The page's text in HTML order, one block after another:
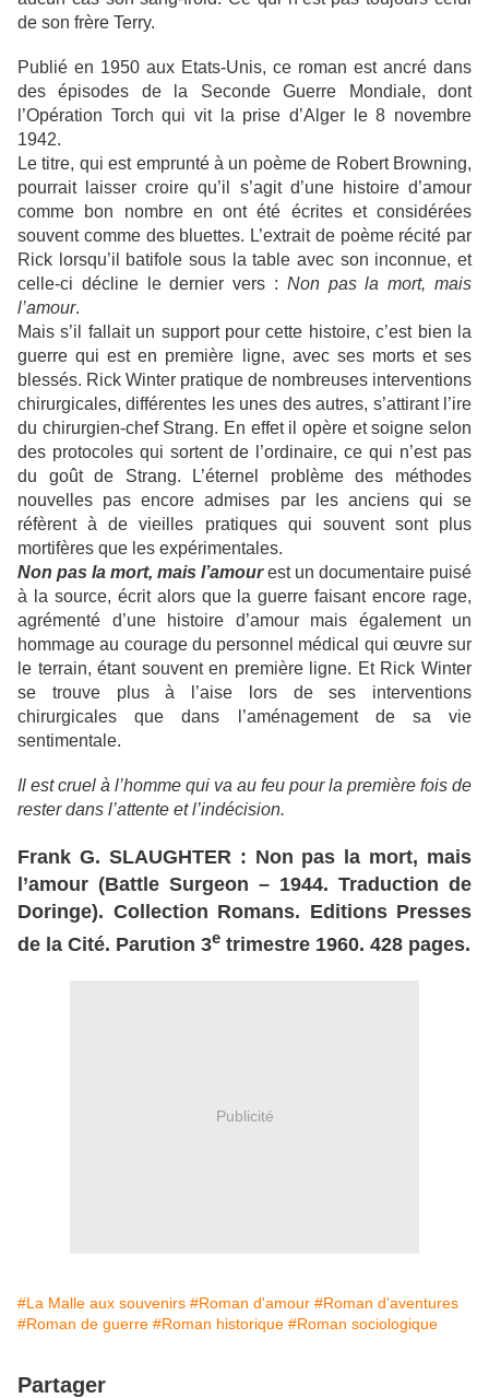
de son frère Terry.
Publié en 1950 aux Etats-Unis, ce roman est ancré dans
des épisodes de la Seconde Guerre Mondiale, dont
l’Opération Torch qui vit la prise d’Alger le 8 novembre
1942.
Le titre, qui est emprunté à un poème de Robert Browning,
pourrait laisser croire qu’il s’agit d’une histoire d’amour
comme bon nombre en ont été écrites et considérées
souvent comme des bluettes. L’extrait de poème récité par
Rick lorsqu’il batifole sous la table avec son inconnue, et
celle-ci décline le dernier vers : Non pas la mort, mais
l’amour.
Mais s’il fallait un support pour cette histoire, c’est bien la
guerre qui est en première ligne, avec ses morts et ses
blessés. Rick Winter pratique de nombreuses interventions
chirurgicales, différentes les unes des autres, s’attirant l’ire
du chirurgien-chef Strang. En effet il opère et soigne selon
des protocoles qui sortent de l’ordinaire, ce qui n’est pas
du goût de Strang. L’éternel problème des méthodes
nouvelles pas encore admises par les anciens qui se
réfèrent à de vieilles pratiques qui souvent sont plus
mortifères que les expérimentales.
Non pas la mort, mais l’amourest un documentaire puisé
à la source, écrit alors que la guerre faisant encore rage,
agrémenté d’une histoire d’amour mais également un
hommage au courage du personnel médical qui œuvre sur
le terrain, étant souvent en première ligne. Et Rick Winter
se trouve plus à l’aise lors de ses interventions
chirurgicales que dans l’aménagement de sa vie
sentimentale.
Il est cruel à l’homme qui va au feu pour la première fois de
rester dans l’attente et l’indécision.
Frank G. SLAUGHTER : Non pas la mort, mais
l’amour (Battle Surgeon – 1944. Traduction de
Doringe). Collection Romans. Editions Presses
de la Cité. Parution 3e trimestre 1960. 428 pages.
Publicité
#La Malle aux souvenirs #Roman d'amour #Roman d'aventures
#Roman de guerre #Roman historique #Roman sociologique
Partager